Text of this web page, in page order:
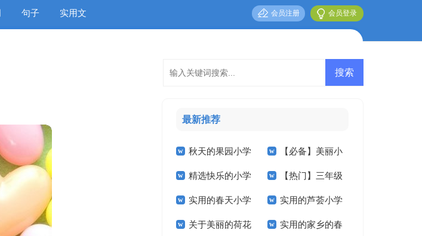
句子 实用文 会员登录
会员注册
最新推荐
秋天的果园小学
作文300字三篇
【必备】美丽小
学作文300字3篇
精选快乐的小学
作文600字十篇
【热门】三年级
叙事作文300字集锦
9篇
实用的春天小学
作文300字3篇
实用的芦荟小学
作文汇总九篇
关于美丽的荷花 实用的家乡的春